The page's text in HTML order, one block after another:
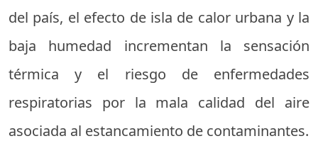
del país, el efecto de isla de calor urbana y la
baja humedad incrementan la sensación
térmica y el riesgo de enfermedades
respiratorias por la mala calidad del aire
asociada al estancamiento de contaminantes.